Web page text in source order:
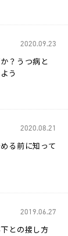
2020.09.23
？うつ病と
う
2020.08.21
る前に知って
2019.06.27
との接し方